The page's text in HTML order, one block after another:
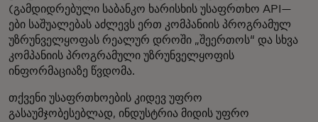
(გამდიდრებული საბანკო ხარისხის უსაფრთხო API—
ები საშუალებას აძლევს ერთ კომპანიის პროგრამულ
უზრუნველყოფას რეალურ დროში „შეერთოს“ და სხვა
კომპანიის პროგრამული უზრუნველყოფის
ინფორმაციაზე წვდომა.
თქვენი უსაფრთხოების კიდევ უფრო
გასაუმჯობესებლად, ინდუსტრია მიდის უფრო